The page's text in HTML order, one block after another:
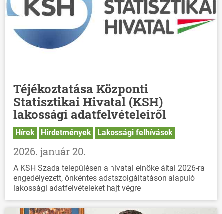
Téjékoztatása Központi
Statisztikai Hivatal (KSH)
lakossági adatfelvételeiről
Hírek Hirdetmények Lakossági felhívások
2026. január 20.
A KSH Szada településen a hivatal elnöke által 2026-ra
engedélyezett, önkéntes adatszolgáltatáson alapuló
lakossági adatfelvételeket hajt végre